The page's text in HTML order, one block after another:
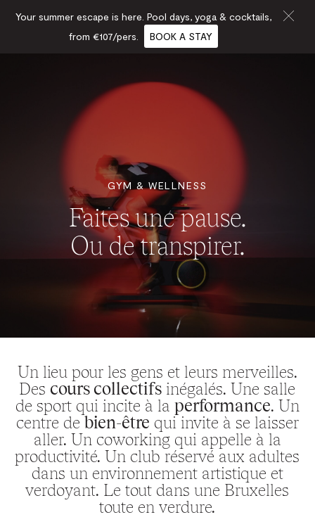
GYM & WELLNESS
Faites une pause.
Ou de transpirer.
Un lieu pour les gens et leurs merveilles.
Des cours collectifs inégalés. Une salle
de sport qui incite à la performance. Un
centre debien-être qui invite à se laisser
aller. Un coworking qui appelle à la
productivité. Un club réservé aux adultes
dans un environnement artistique et
verdoyant. Le tout dans une Bruxelles
toute en verdure.
Your summer escape is here. Pool days, yoga & cocktails,
from €107/pers.
BOOK A STAY